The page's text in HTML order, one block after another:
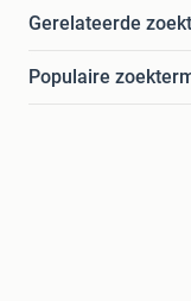
Gerelateerde
Populaire